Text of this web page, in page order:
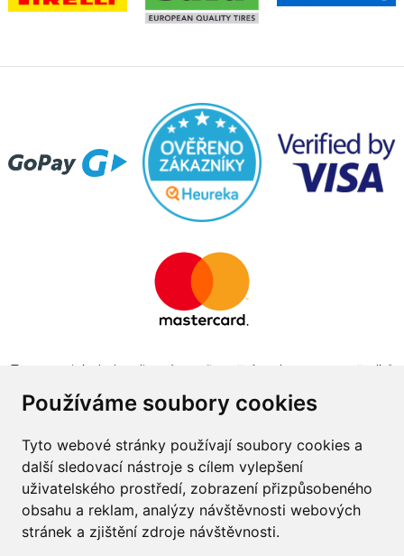
Používáme soubory cookies
Tyto webové stránky používají soubory cookies a
další sledovací nástroje s cílem vylepšení
uživatelského prostředí, zobrazení přizpůsobeného
obsahu a reklam, analýzy návštěvnosti webových
stránek a zjištění zdroje návštěvnosti.
Tento projekt byl realizován za finanční podpory z prostředků
obchodu v programu The Country for the Future
Napište nám